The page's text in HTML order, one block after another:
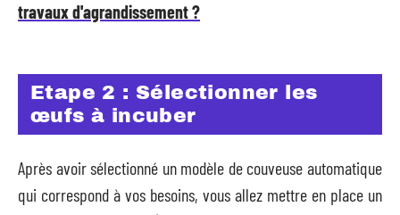
travaux d'agrandissement ?
Etape 2 : Sélectionner les
œufs à incuber
Après avoir sélectionné un modèle de couveuse automatique
qui correspond à vos besoins, vous allez mettre en place un